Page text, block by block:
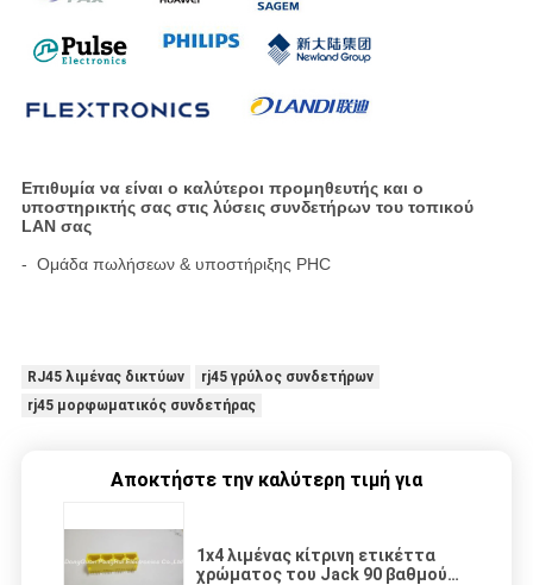
Επιθυμία να είναι ο καλύτεροι προμηθευτής και ο
υποστηρικτής σας στις λύσεις συνδετήρων του τοπικού
LAN σας
- Ομάδα πωλήσεων & υποστήριξης PHC
RJ45 λιμένας δικτύων
rj45 γρύλος συνδετήρων
rj45 μορφωματικός συνδετήρας
Αποκτήστε την καλύτερη τιμή για
1x4 λιμένας κίτρινη ετικέττα
χρώματος του Jack 90 βαθμού